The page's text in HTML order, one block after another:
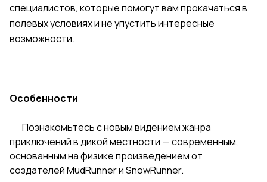
специалистов, которые помогут вам прокачаться в
полевых условиях и не упустить интересные
возможности.
Особенности
Познакомьтесь с новым видением жанра
приключений в дикой местности — современным,
основанным на физике произведением от
создателей MudRunner и SnowRunner.